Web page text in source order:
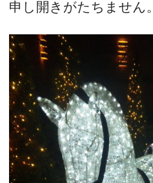
申し開きがたちません。